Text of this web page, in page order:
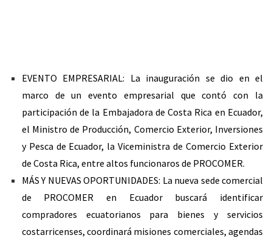
EVENTO EMPRESARIAL: La inauguración se dio en el
marco de un evento empresarial que contó con la
participación de la Embajadora de Costa Rica en Ecuador,
el Ministro de Producción, Comercio Exterior, Inversiones
y Pesca de Ecuador, la Viceministra de Comercio Exterior
de Costa Rica, entre altos funcionaros de PROCOMER.
MÁS Y NUEVAS OPORTUNIDADES: La nueva sede comercial
de PROCOMER en Ecuador buscará identificar
compradores ecuatorianos para bienes y servicios
costarricenses, coordinará misiones comerciales, agendas